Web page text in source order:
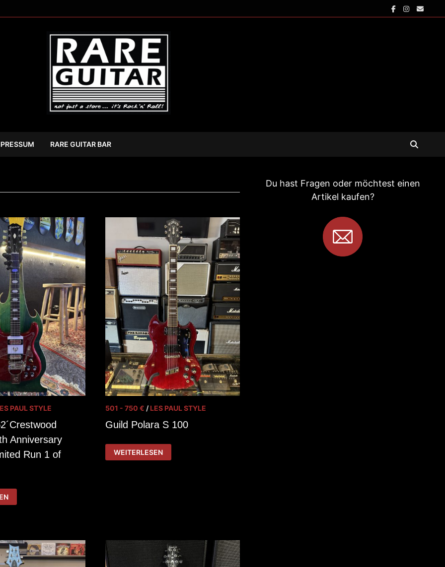
RARE GUITAR BAR
PAUL STYLE
Anniversary
Run 1 of
501 - 750 € /LES PAUL STYLE
Guild Polara S 100
GUILD
POLARA
S
WEITERLESEN
Du hast Fragen oder möchtest einen
Artikel kaufen?